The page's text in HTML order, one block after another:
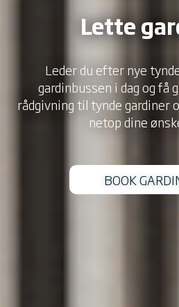
Lette
Leder du efter nye
gardinbussen i dag og få
rådgivning til tynde gardiner
netop dine
BOOK